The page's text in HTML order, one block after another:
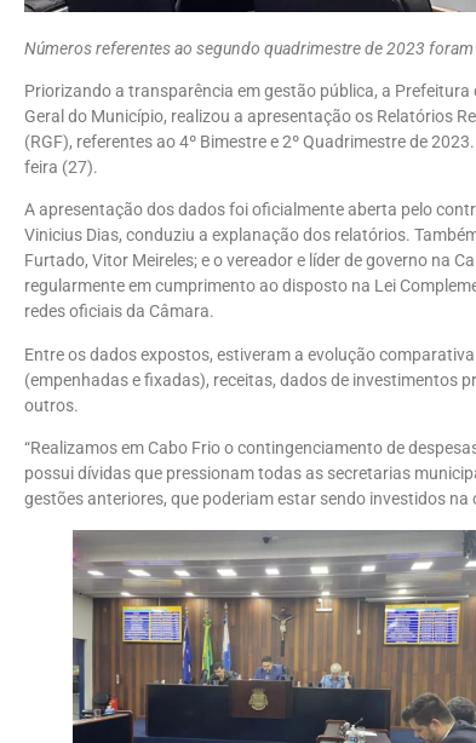
Números referentes ao segundo quadrimestre de 2023
Priorizando a transparência em gestão pública, a
Geral do Município, realizou a apresentação os Relatórios
(RGF), referentes ao 4º Bimestre e 2º Quadrimestre de
feira (27).
A apresentação dos dados foi oficialmente aberta pelo
Vinicius Dias, conduziu a explanação dos relatórios.
Furtado, Vitor Meireles; e o vereador e líder de governo na
regularmente em cumprimento ao disposto na Lei
redes oficiais da Câmara.
Entre os dados expostos, estiveram a evolução
(empenhadas e fixadas), receitas, dados de investimentos
outros.
“Realizamos em Cabo Frio o contingenciamento de
possui dívidas que pressionam todas as secretarias
gestões anteriores, que poderiam estar sendo investidos